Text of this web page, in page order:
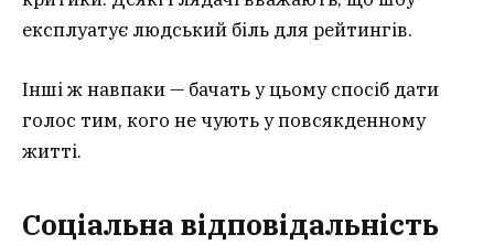
експлуатує людський біль для рейтингів.
Інші ж навпаки — бачать у цьому спосіб дати
голос тим, кого не чують у повсякденному
житті.
Соціальна відповідальність